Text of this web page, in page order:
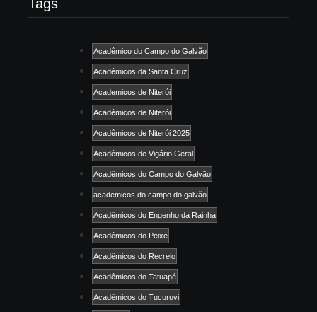
Tags
Acadêmico do Campo do Galvão
Acadêmicos da Santa Cruz
Academicos de Niterói
Acadêmicos de Niterói
Acadêmicos de Niterói 2025
Acadêmicos de Vigário Geral
Acadêmicos do Campo do Galvão
academicos do campo do galvão
Acadêmicos do Engenho da Rainha
Acadêmicos do Peixe
Acadêmicos do Recreio
Acadêmicos do Tatuapé
Acadêmicos do Tucuruvi